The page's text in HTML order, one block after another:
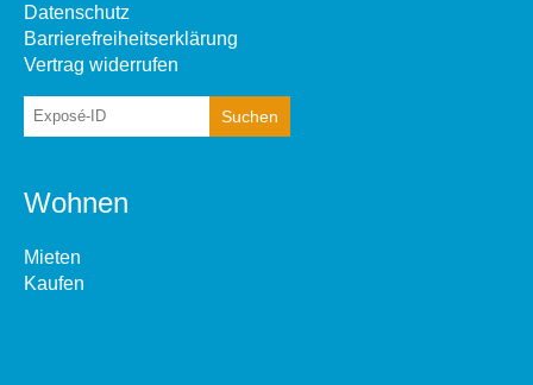
Datenschutz
Barrierefreiheitserklärung
Vertrag widerrufen
Wohnen
Mieten
Kaufen